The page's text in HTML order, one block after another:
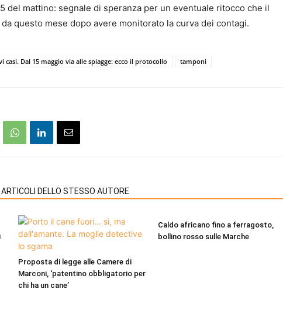
del mattino: segnale di speranza per un eventuale ritocco che il
questo mese dopo avere monitorato la curva dei contagi.
casi. Dal 15 maggio via alle spiagge: ecco il protocollo tamponi
DELLO STESSO AUTORE
Proposta di legge alle Camere di
Marconi, ‘patentino obbligatorio per
chi ha un cane’
Caldo africano fino a ferragosto,
bollino rosso sulle Marche